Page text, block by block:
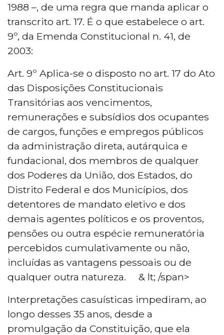
1988 –, de uma regra que manda aplicar o
transcrito art. 17. É o que estabelece o art.
9º, da Emenda Constitucional n. 41, de
2003:
Art. 9º Aplica-se o disposto no art. 17 do Ato
das Disposições Constitucionais
Transitórias aos vencimentos,
remunerações e subsídios dos ocupantes
de cargos, funções e empregos públicos
da administração direta, autárquica e
fundacional, dos membros de qualquer
dos Poderes da União, dos Estados, do
Distrito Federal e dos Municípios, dos
detentores de mandato eletivo e dos
demais agentes políticos e os proventos,
pensões ou outra espécie remuneratória
percebidos cumulativamente ou não,
incluídas as vantagens pessoais ou de
qualquer outra natureza. & lt; /span>
Interpretações casuísticas impediram, ao
longo desses 35 anos, desde a
promulgação da Constituição, que ela